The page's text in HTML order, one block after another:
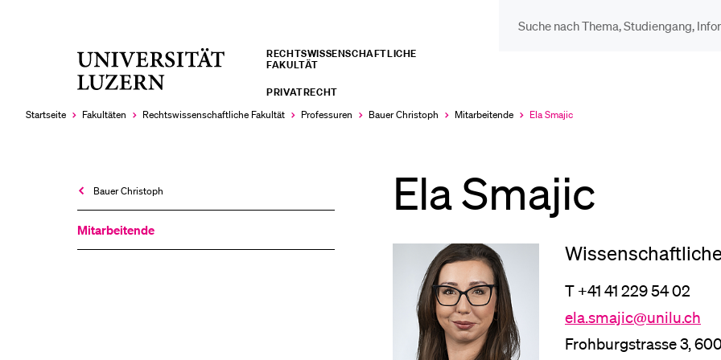
Universität
RECHTS­­WISSENSCHAFTLICHE
FAKULTÄT
PRIVATRECHT
Startseite
Fakultäten Rechtswissenschaftliche Fakultät Professuren Bauer Christoph Mitarbeitende
Aktuell
Ela Smajic
Bauer Christoph
Mitarbeitende
Ela Smajic
T +41 41 229 54 02
ela.smajic@unilu.ch
Frohburgstrasse 3,
LETZTE SUCHEN
Sie haben noch keine Suche getätigt.
Schulklassen und
Studien­interessierte
Studierende